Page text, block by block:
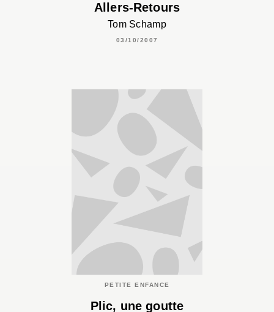
Allers-Retours
Tom Schamp
03/10/2007
PETITE ENFANCE
Plic, une goutte